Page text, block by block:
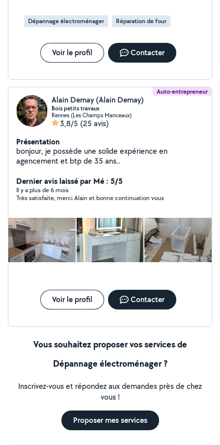
Dépannage électroménager Réparation de four
Voir le profil Contacter
Auto-entrepreneur
Alain Demay (Alain Demay)
Bois petits travaux
Rennes (Les Champs Manceaux)
3,8/5 (25 avis)
Présentation
bonjour, je possède une solide expérience en
agencement et btp de 35 ans..
Dernier avis laissé par Mé : 5/5
Il y a plus de 6 mois
Très satisfaite, merci Alain et bonne continuation vous
Voir le profil Contacter
Vous souhaitez proposer vos services de
Dépannage électroménager ?
Inscrivez-vous et répondez aux demandes près de chez
vous !
Proposer mes services